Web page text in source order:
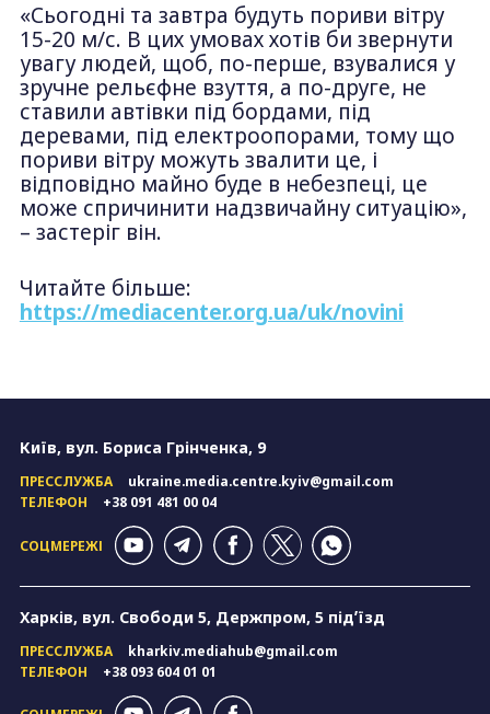
«Сьогодні та завтра будуть пориви вітру
15-20 м/с. В цих умовах хотів би звернути
увагу людей, щоб, по-перше, взувалися у
зручне рельєфне взуття, а по-друге, не
ставили автівки під бордами, під
деревами, під електроопорами, тому що
пориви вітру можуть звалити це, і
відповідно майно буде в небезпеці, це
може спричинити надзвичайну ситуацію»,
– застеріг він.
Читайте більше:
https://mediacenter.org.ua/uk/novini
Київ, вул. Бориса Грінченка, 9
ПРЕССЛУЖБА
ukraine.media.centre.kyiv@gmail.com
ТЕЛЕФОН
+38 091 481 00 04
СОЦМЕРЕЖІ
Харків, вул. Свободи 5, Держпром, 5 підʼїзд
ПРЕССЛУЖБА
kharkiv.mediahub@gmail.com
ТЕЛЕФОН
+38 093 604 01 01